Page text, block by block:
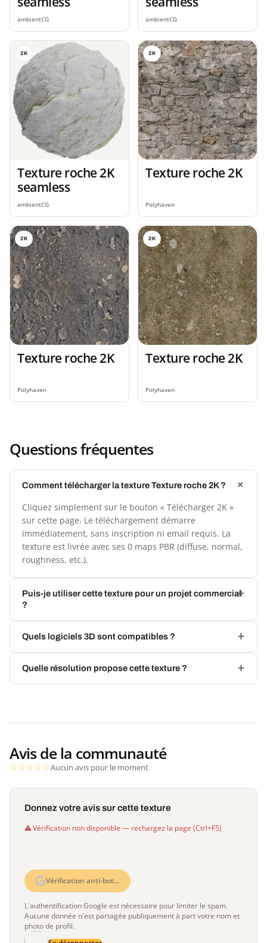
ambientCG ambientCG
2K
Texture roche 2K
seamless
ambientCG
2K
Texture roche 2K
Polyhaven
2K
Texture roche 2K
Polyhaven
2K
Texture roche 2K
Polyhaven
Questions fréquentes
Comment télécharger la texture Texture roche 2K ?
Cliquez simplement sur le bouton « Télécharger 2K »
sur cette page. Le téléchargement démarre
immédiatement, sans inscription ni email requis. La
texture est livrée avec ses 0 maps PBR (diffuse, normal,
roughness, etc.).
Puis-je utiliser cette texture pour un projet commercial
?
Quels logiciels 3D sont compatibles ?
Quelle résolution propose cette texture ?
Avis de la communauté
Aucun avis pour le moment
Donnez votre avis sur cette texture
Vérification non disponible — rechargez la page (Ctrl+F5)
Vérification anti-bot…
L'authentification Google est nécessaire pour limiter le spam.
Aucune donnée n'est partagée publiquement à part votre nom et
photo de profil.